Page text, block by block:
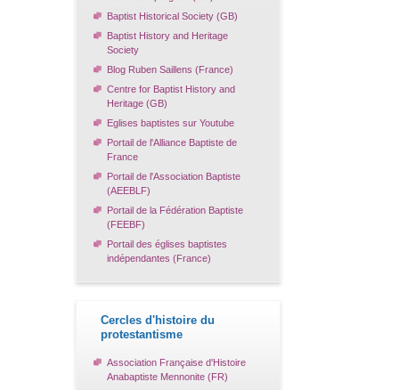
Baptist Historical Society (GB)
Baptist History and Heritage
Society
Blog Ruben Saillens (France)
Centre for Baptist History and
Heritage (GB)
Eglises baptistes sur Youtube
Portail de l'Alliance Baptiste de
France
Portail de l'Association Baptiste
(AEEBLF)
Portail de la Fédération Baptiste
(FEEBF)
Portail des églises baptistes
indépendantes (France)
Cercles d'histoire du
protestantisme
Association Française d'Histoire
Anabaptiste Mennonite (FR)